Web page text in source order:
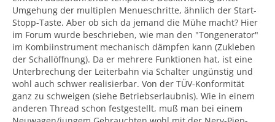
Umgehung der multiplen Menueschritte, ähnlich der Start-
Stopp-Taste. Aber ob sich da jemand die Mühe macht? Hier
im Forum wurde beschrieben, wie man den "Tongenerator"
im Kombiinstrument mechanisch dämpfen kann (Zukleben
der Schallöffnung). Da er mehrere Funktionen hat, ist eine
Unterbrechung der Leiterbahn via Schalter ungünstig und
wohl auch schwer realisierbar. Von der TÜV-Konformität
ganz zu schweigen (siehe Betriebserlaubnis). Wie in einem
anderen Thread schon festgestellt, muß man bei einem